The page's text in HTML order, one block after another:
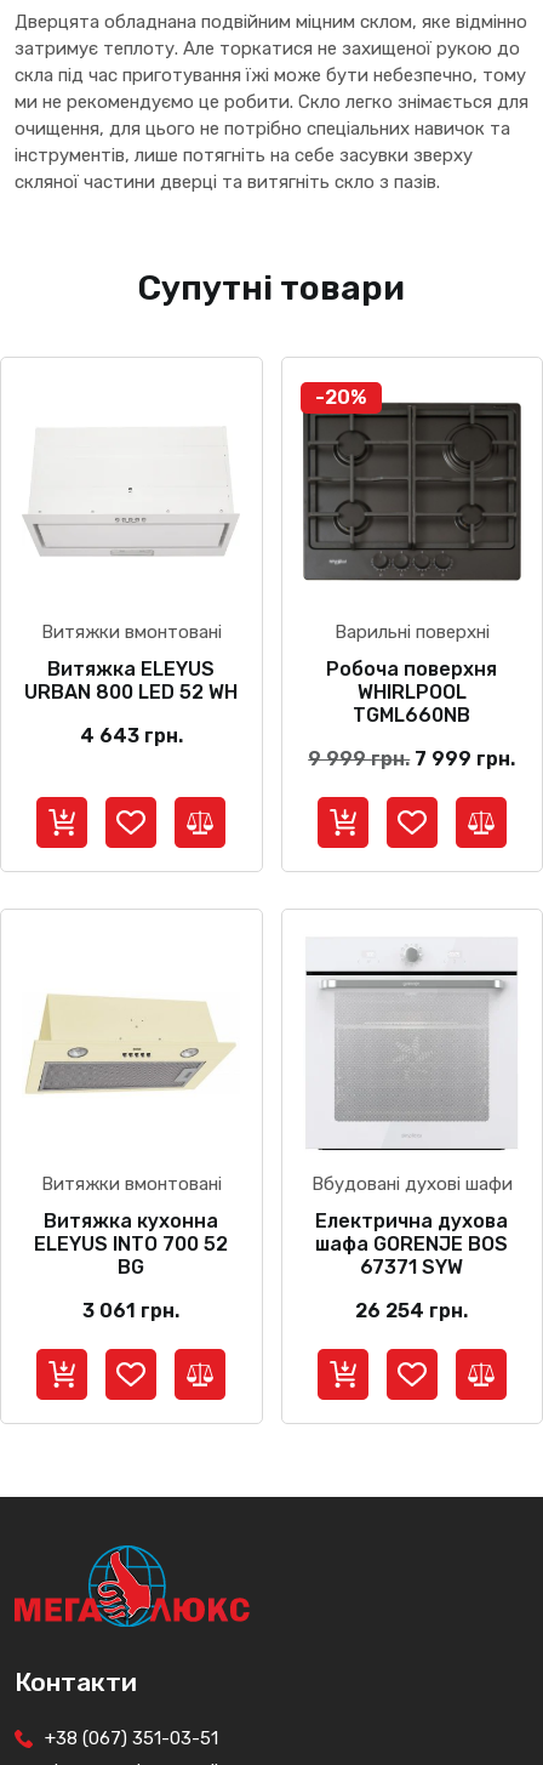
Дверцята обладнана подвійним міцним склом, яке відмінно
затримує теплоту. Але торкатися не захищеної рукою до
скла під час приготування їжі може бути небезпечно, тому
ми не рекомендуємо це робити. Скло легко знімається для
очищення, для цього не потрібно спеціальних навичок та
інструментів, лише потягніть на себе засувки зверху
скляної частини дверці та витягніть скло з пазів.
Супутні товари
Витяжки вмонтовані
Витяжка ELEYUS
URBAN 800 LED 52 WH
4 643 грн.
-20%
Варильні поверхні
Робоча поверхня
WHIRLPOOL
TGML660NB
9 999грн. Оригінальна
9
999 грн..
7 999 грн.
Витяжки вмонтовані
Витяжка кухонна
ELEYUS INTO 700 52
BG
3 061 грн.
Вбудовані духові шафи
Електрична духова
шафа GORENJE BOS
67371 SYW
26 254 грн.
Контакти
+38 (067) 351-03-51